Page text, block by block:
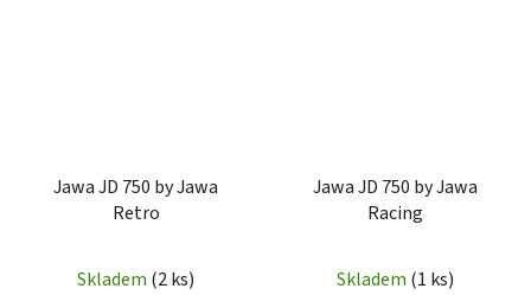
Jawa JD 750 by Jawa
Retro
Skladem (2 ks)
Jawa JD 750 by Jawa
Racing
Skladem (1 ks)